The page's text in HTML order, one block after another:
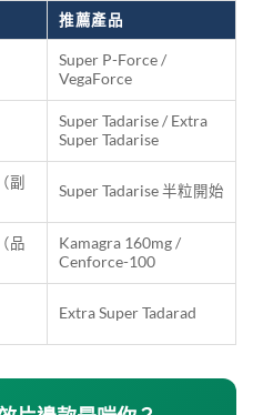
推薦產品
Super P-Force /
VegaForce
Super Tadarise / Extra
Super Tadarise
副
Super Tadarise 半粒開始
品
Kamagra 160mg /
Cenforce-100
Extra Super Tadarad